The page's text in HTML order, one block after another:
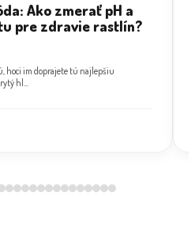
Ako zmerať pH a
pre zdravie rastlín?
hoci im doprajete tú najlepšiu
hl...